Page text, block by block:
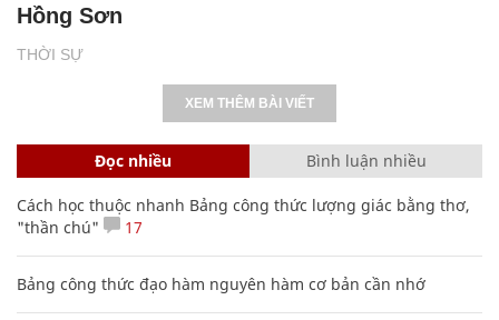
THỜI SỰ
Hồng Sơn
XEM THÊM BÀI VIẾT
Đọc nhiều Bình luận nhiều
Cách học thuộc nhanh Bảng công thức lượng giác bằng thơ,
"thần chú"
17
Bảng công thức đạo hàm nguyên hàm cơ bản cần nhớ